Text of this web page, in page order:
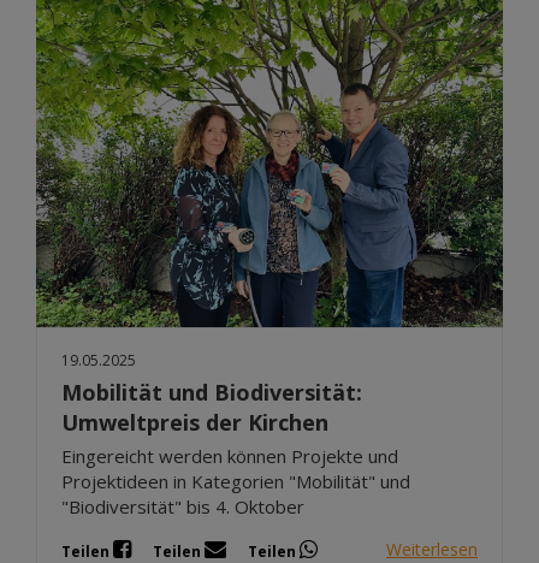
19.05.2025
Mobilität und Biodiversität:
Umweltpreis der Kirchen
Eingereicht werden können Projekte und
Projektideen in Kategorien "Mobilität" und
"Biodiversität" bis 4. Oktober
Teilen Teilen Teilen Weiterlesen